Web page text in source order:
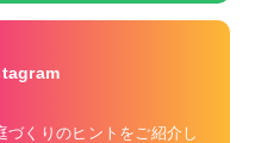
づくりのヒントをご紹介し